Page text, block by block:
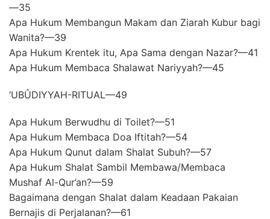
—35
Apa Hukum Membangun Makam dan Ziarah Kubur bagi
Wanita?—39
Apa Hukum Krentek itu, Apa Sama dengan Nazar?—41
Apa Hukum Membaca Shalawat Nariyyah?—45
‘UBÛDIYYAH-RITUAL—49
Apa Hukum Berwudhu di Toilet?—51
Apa Hukum Membaca Doa Iftitah?—54
Apa Hukum Qunut dalam Shalat Subuh?—57
Apa Hukum Shalat Sambil Membawa/Membaca
Mushaf Al-Qur’an?—59
Bagaimana dengan Shalat dalam Keadaan Pakaian
Bernajis di Perjalanan?—61